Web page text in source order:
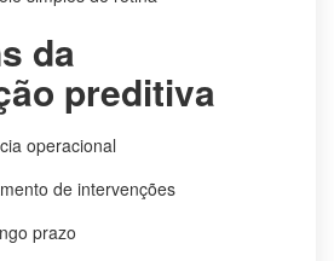
da
preditiva
operacional
de intervenções
prazo